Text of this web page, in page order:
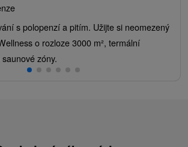
s polopenzí a pitím. Užijte si neomezený
o rozloze 3000 m², termální
zóny.